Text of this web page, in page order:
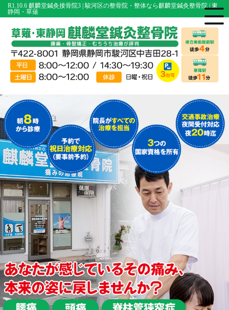
R1.10.6 麒麟堂鍼灸接骨院3 | 駿河区の整骨院・整体なら麒麟堂鍼灸整骨院 | 東
静岡・草薙